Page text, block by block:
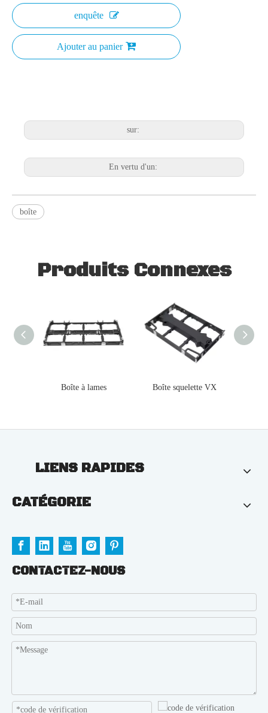
enquête
Ajouter au panier
sur:
En vertu d'un:
boîte
Produits Connexes
Boîte à lames Boîte squelette VX
LIENS RAPIDES
CATÉGORIE
CONTACTEZ-NOUS